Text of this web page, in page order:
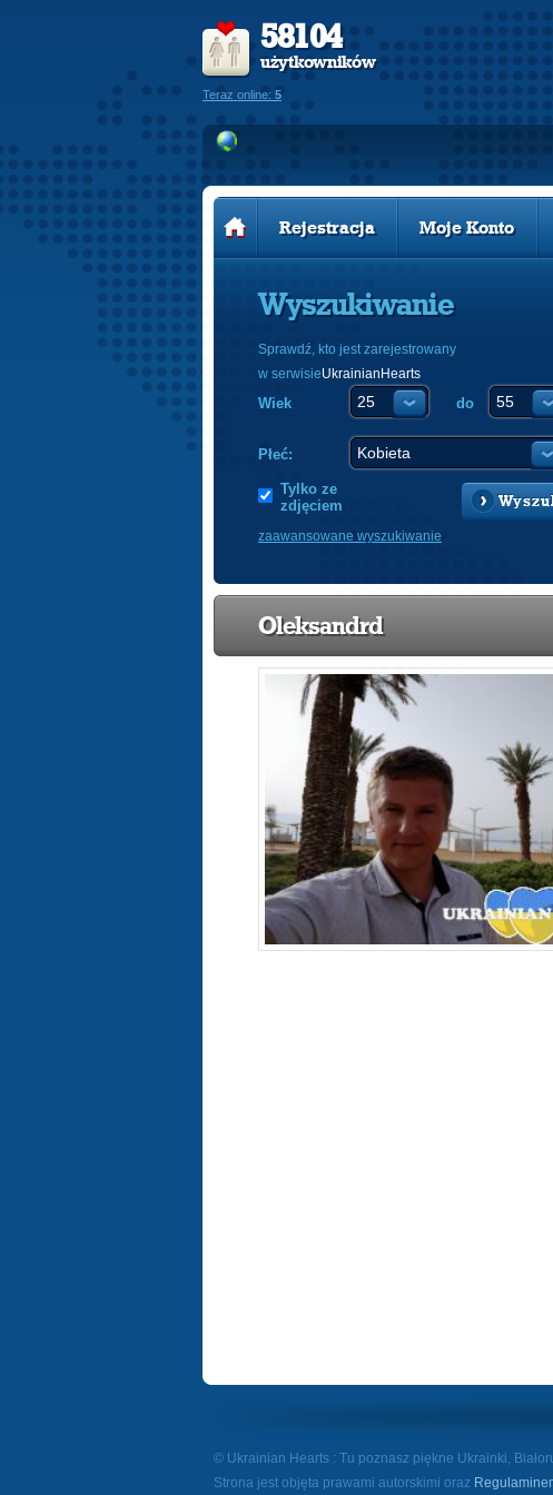
58104
użytkowników
Teraz online: 5
Rejestracja Moje Konto
Wyszukiwanie
Sprawdź, kto jest zarejestrowany
w serwisieUkrainianHearts
Wiek do
Płeć:
Tylko ze
zdjęciem
zaawansowane wyszukiwanie
Oleksandrd
© Ukrainian Hearts : Tu poznasz piękne Ukrainki,
Strona jest objęta prawami autorskimi oraz